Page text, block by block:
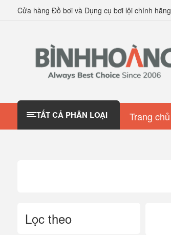
Cửa hàng Đồ bơi và Dụng cụ bơi lội chính hãng
TẤT CẢ PHÂN LOẠI Trang chủ
Lọc theo